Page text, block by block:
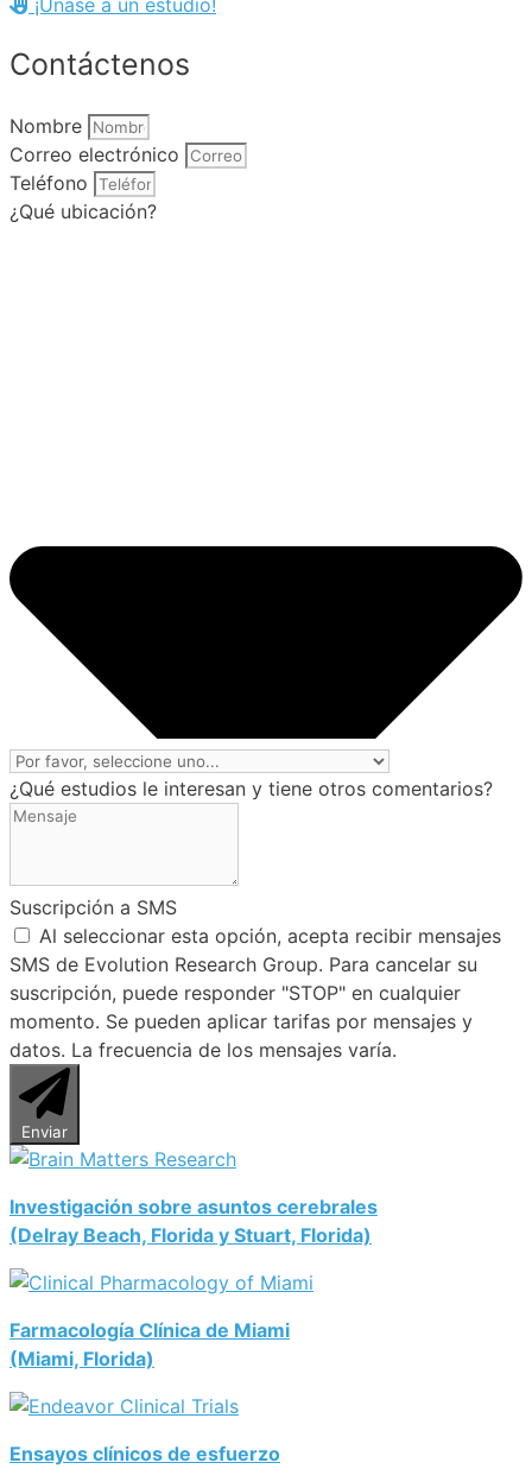
Contáctenos
Nombre
Correo electrónico
Teléfono
¿Qué ubicación?
¿Qué estudios le interesan y tiene otros comentarios?
Suscripción a SMS
Al seleccionar esta opción, acepta recibir mensajes
SMS de Evolution Research Group. Para cancelar su
suscripción, puede responder "STOP" en cualquier
momento. Se pueden aplicar tarifas por mensajes y
datos. La frecuencia de los mensajes varía.
Enviar
Investigación sobre asuntos cerebrales
(Delray Beach, Florida y Stuart, Florida)
Farmacología Clínica de Miami
(Miami, Florida)
Ensayos clínicos de esfuerzo